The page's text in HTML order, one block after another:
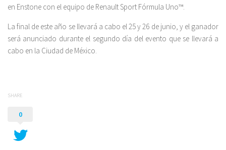
en Enstone con el equipo de Renault Sport Fórmula Uno™.
La final de este año se llevará a cabo el 25 y ‪26 de junio‬, y el ganador
será anunciado durante el segundo día del evento que se llevará a
cabo en la Ciudad de México.
SHARE
0